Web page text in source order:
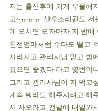
저는 출산후에 되게 우울해
고~ㅠㅠㅠ 산후조리원도
에 오시면 오자마자 저 밤에
친정엄마처럼 수다도 떨고
사라지고 관리사님 믿고 밤
셨으면 좋겠다 라고 몇번이
그리고 관리사님이 저 먹고
계속 뭐라도 해주시려고 해
서 사오라고 전날에 내일와